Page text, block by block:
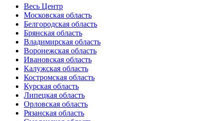
Весь Центр
Московская область
Белгородская область
Брянская область
Владимирская область
Воронежская область
Ивановская область
Калужская область
Костромская область
Курская область
Липецкая область
Орловская область
Рязанская область